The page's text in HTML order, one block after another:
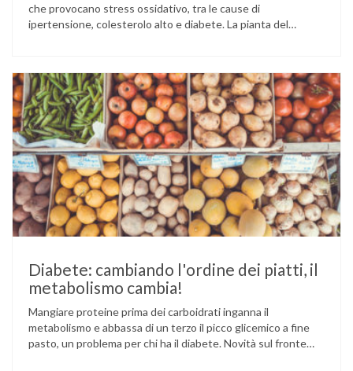
che provocano stress ossidativo, tra le cause di
ipertensione, colesterolo alto e diabete. La pianta del
utilizzati per la preparazione di numerosi piatti, ma …
Diabete: cambiando l'ordine dei piatti, il
metabolismo cambia!
Mangiare proteine prima dei carboidrati inganna il
metabolismo e abbassa di un terzo il picco glicemico a fine
pasto, un problema per chi ha il diabete. Novità sul fronte